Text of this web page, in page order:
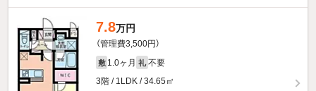
7.8万円
（管理費3,500円）
敷 1.0ヶ月 礼 不要
3階 / 1LDK / 34.65㎡